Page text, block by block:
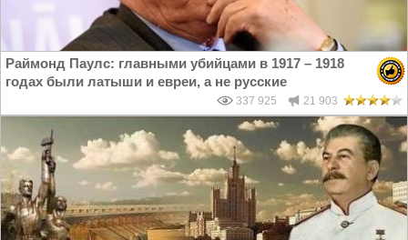
Раймонд Паулс: главными убийцами в 1917 – 1918
годах были латыши и евреи, а не русские
337 925 21 903